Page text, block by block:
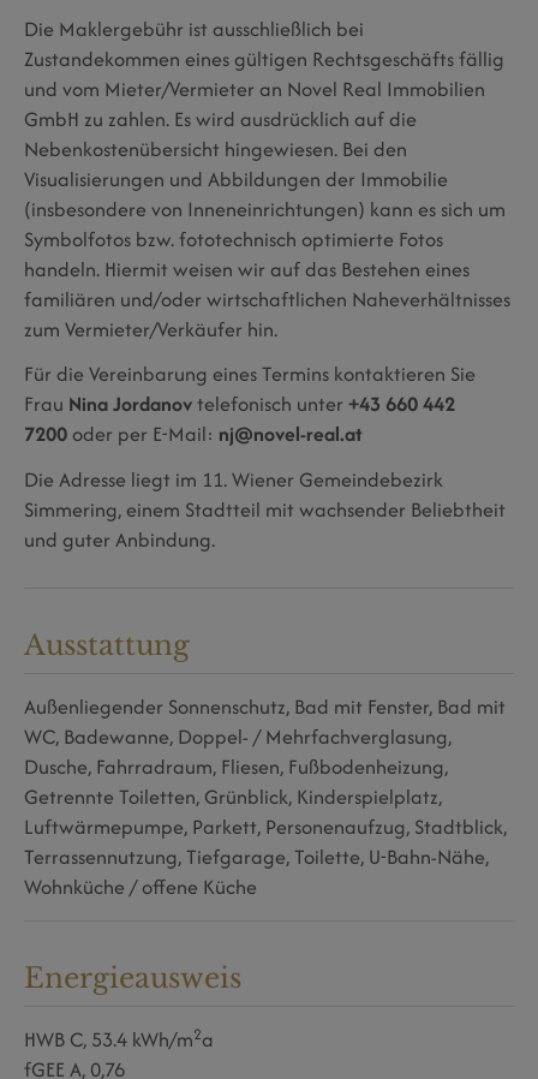
Die Maklergebühr ist ausschließlich bei
Zustandekommen eines gültigen Rechtsgeschäfts fällig
und vom Mieter/Vermieter an Novel Real Immobilien
GmbH zu zahlen. Es wird ausdrücklich auf die
Nebenkostenübersicht hingewiesen. Bei den
Visualisierungen und Abbildungen der Immobilie
(insbesondere von Inneneinrichtungen) kann es sich um
Symbolfotos bzw. fototechnisch optimierte Fotos
handeln. Hiermit weisen wir auf das Bestehen eines
familiären und/oder wirtschaftlichen Naheverhältnisses
zum Vermieter/Verkäufer hin.
Für die Vereinbarung eines Termins kontaktieren Sie
Frau Nina Jordanovtelefonisch unter +43 660 442
7200oder per E-Mail: nj@novel-real.at
Die Adresse liegt im 11. Wiener Gemeindebezirk
Simmering, einem Stadtteil mit wachsender Beliebtheit
und guter Anbindung.
Ausstattung
Außenliegender Sonnenschutz Bad mit Fenster Bad mit
WC Badewanne Doppel- / Mehrfachverglasung
Dusche Fahrradraum Fliesen Fußbodenheizung
Getrennte Toiletten Grünblick Kinderspielplatz
Luftwärmepumpe Parkett Personenaufzug Stadtblick
Terrassennutzung Tiefgarage Toilette U-Bahn-Nähe
Wohnküche / offene Küche
Energieausweis
HWB C, 53.4 kWh/m2a
fGEE A, 0,76